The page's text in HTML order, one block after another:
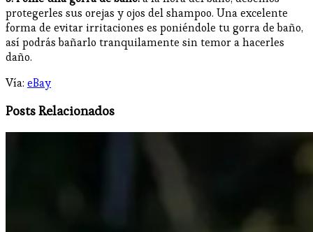
protegerles sus orejas y ojos del shampoo. Una excelente
forma de evitar irritaciones es poniéndole tu gorra de baño,
así podrás bañarlo tranquilamente sin temor a hacerles
daño.
Vía: eBay
Posts Relacionados